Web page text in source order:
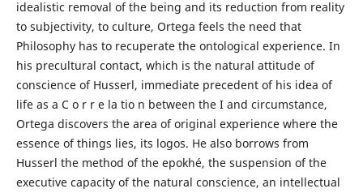
idealistic removal of the being and its reduction from reality
to subjectivity, to culture, Ortega feels the need that
Philosophy has to recuperate the ontological experience. In
his precultural contact, which is the natural attitude of
conscience of Husserl, immediate precedent of his idea of
life as a C o r r e la tio n between the I and circumstance,
Ortega discovers the area of original experience where the
essence of things lies, its logos. He also borrows from
Husserl the method of the epokhé, the suspension of the
executive capacity of the natural conscience, an intellectual